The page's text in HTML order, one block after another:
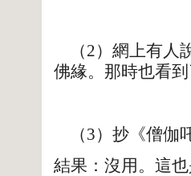
（2）網上有
佛緣。那時也看
（3）抄《僧伽
結果：沒用。這